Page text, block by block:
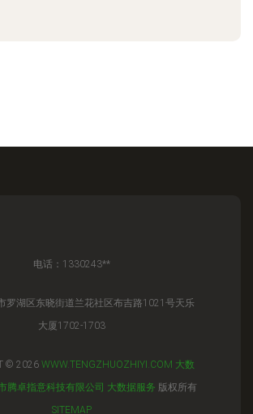
电话：1330243**
罗湖区东晓街道兰花社区布吉路1021号天乐
大厦1702-1703
© 2026 WWW.TENGZHUOZHIYI.COM 大数
腾卓指意科技有限公司 大数据服务 版权所有
SITEMAP